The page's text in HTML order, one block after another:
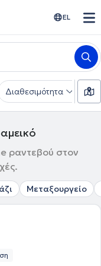
EL
Διαθεσιμότητα
ραντεβού στον
Μεταξουργείο